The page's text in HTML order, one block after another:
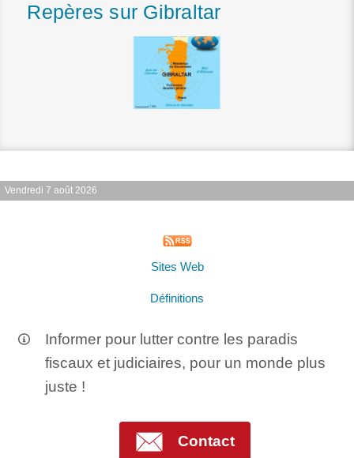
Repères sur Gibraltar
Vendredi 7 août 2026
Sites Web
Définitions
Informer pour lutter contre les paradis
fiscaux et judiciaires, pour un monde plus
juste !
Contact